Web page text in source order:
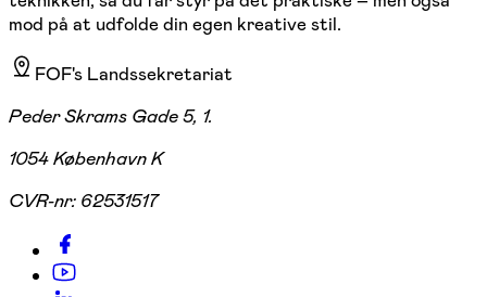
mod på at udfolde din egen kreative stil.
FOF's Landssekretariat
Peder Skrams Gade 5, 1.
1054 København K
CVR-nr: 62531517